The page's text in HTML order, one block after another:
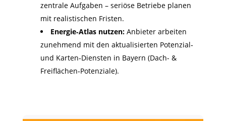
zentrale Aufgaben – seriöse Betriebe planen
mit realistischen Fristen.
Energie‑Atlas nutzen:Anbieter arbeiten
zunehmend mit den aktualisierten Potenzial‑
und Karten‑Diensten in Bayern (Dach- &
Freiflächen‑Potenziale).